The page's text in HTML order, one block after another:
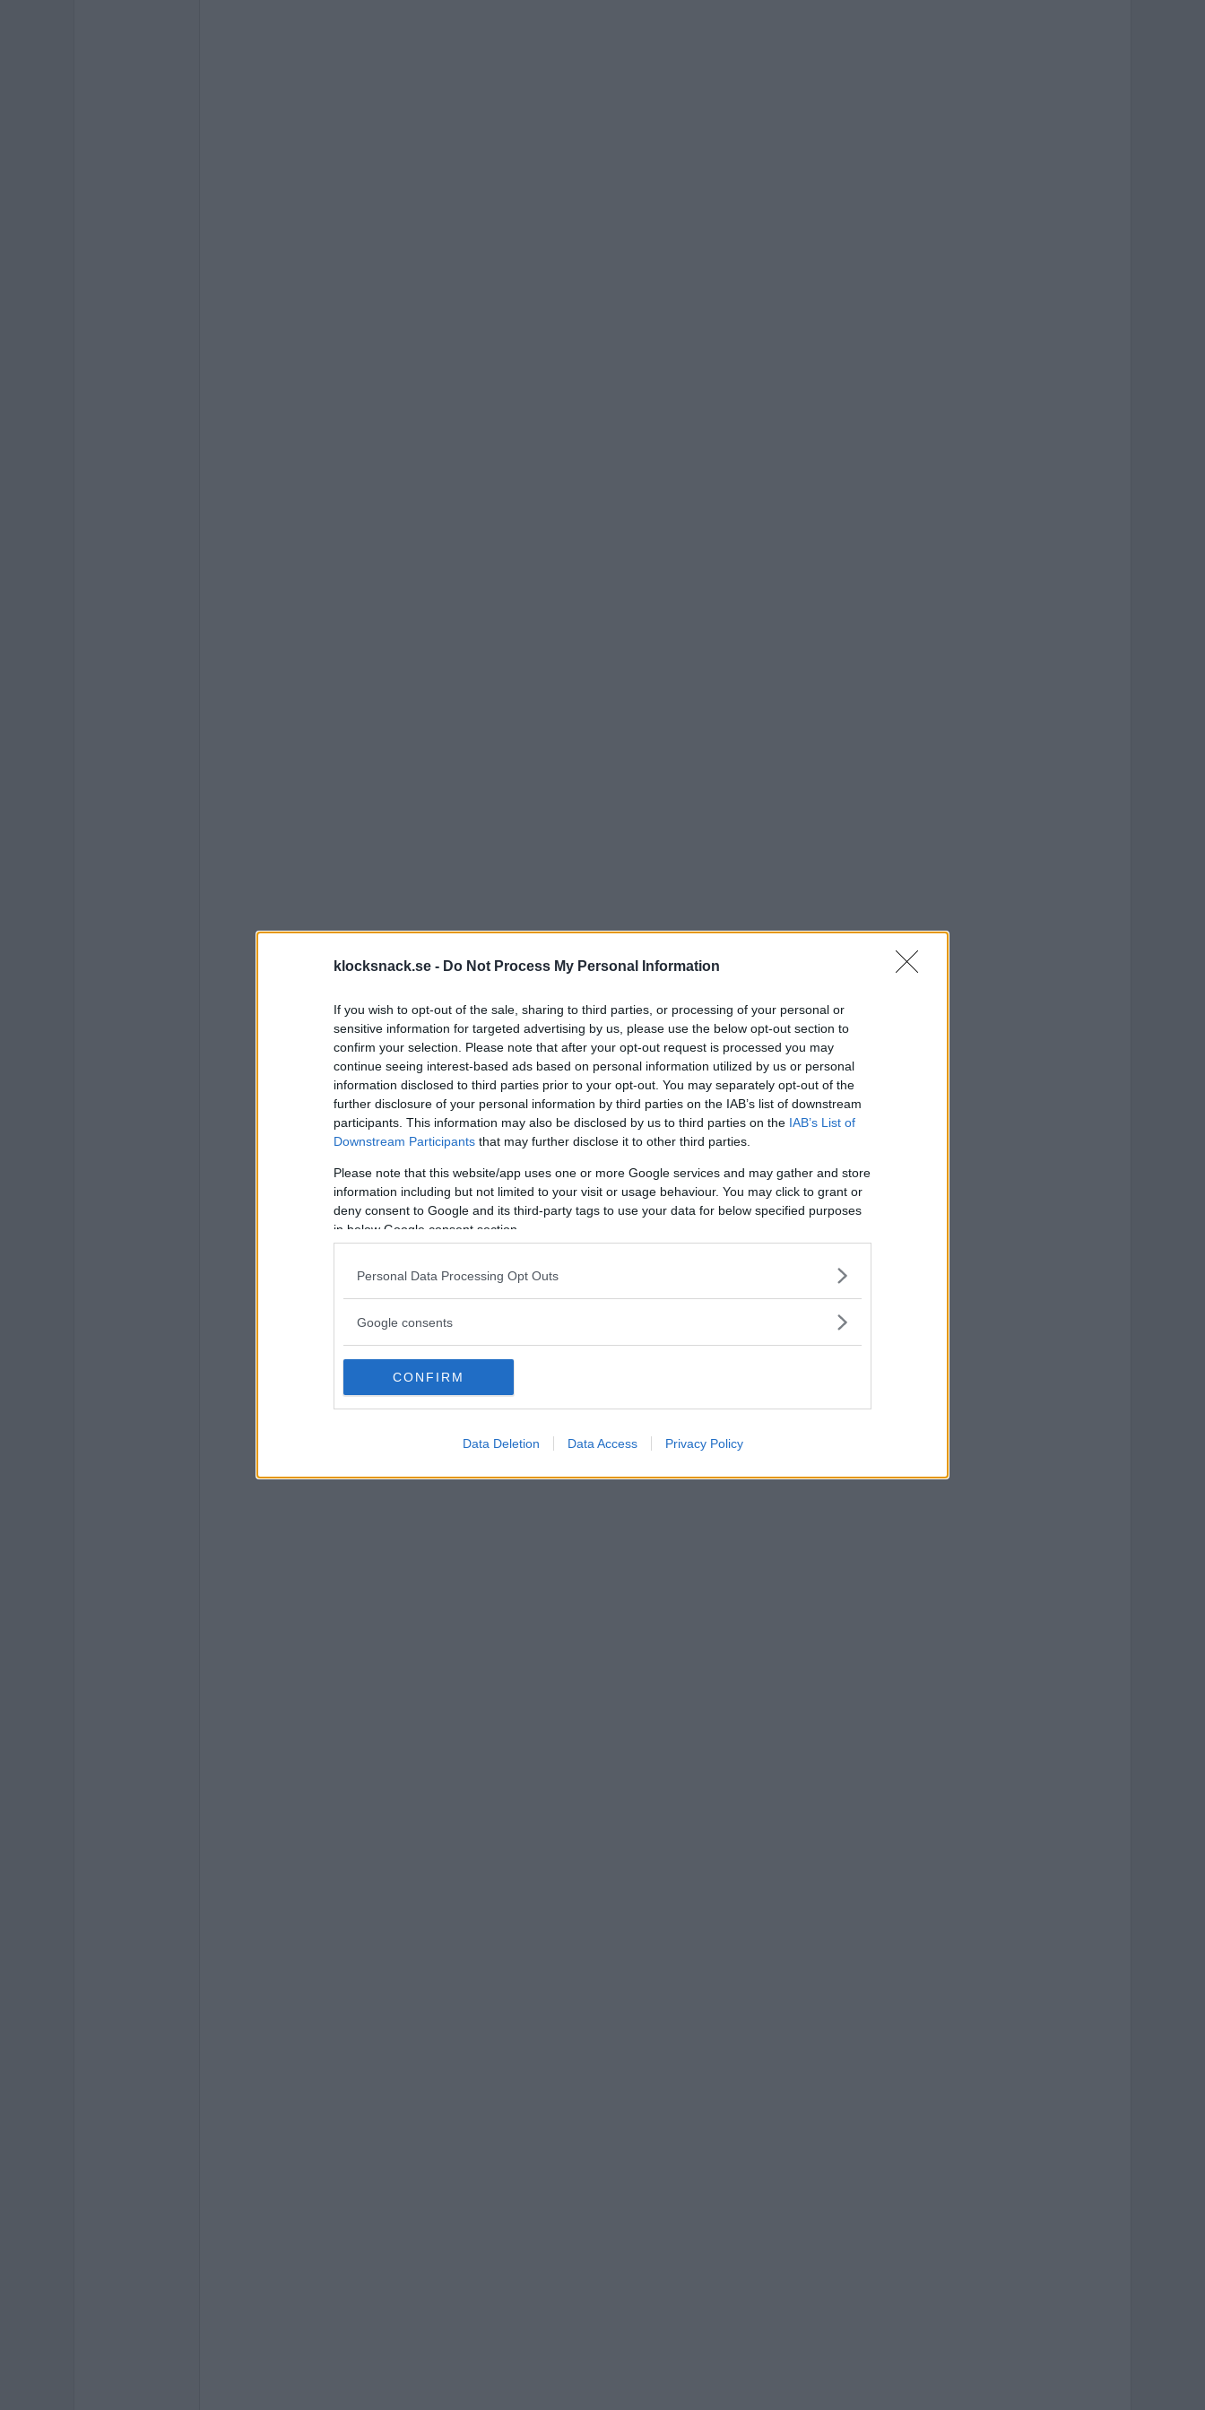
klocksnack.se - Do Not Process My Personal Information
If you wish to opt-out of the sale, sharing to third parties, or processing of your personal or
sensitive information for targeted advertising by us, please use the below opt-out section to
confirm your selection. Please note that after your opt-out request is processed you may
continue seeing interest-based ads based on personal information utilized by us or personal
information disclosed to third parties prior to your opt-out. You may separately opt-out of the
further disclosure of your personal information by third parties on the IAB’s list of downstream
participants. This information may also be disclosed by us to third parties on the IAB’s List of
Downstream Participants that may further disclose it to other third parties.
Please note that this website/app uses one or more Google services and may gather and store
information including but not limited to your visit or usage behaviour. You may click to grant or
deny consent to Google and its third-party tags to use your data for below specified purposes
in below Google consent section.
Personal Data Processing Opt Outs
Google consents
CONFIRM
Data Deletion Data Access Privacy Policy